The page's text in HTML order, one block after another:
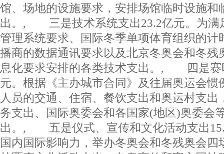
馆、场地的设施要求，安排场馆临时设施和
出。, 三是技术系统支出23.2亿元。为满
管理系统要求、国际冬季单项体育组织的计
播商的数据通讯要求以及北京冬奥会和冬残
息化要求安排的各类技术支出。, 四是赛
元。根据《主办城市合同》及往届奥运会惯
人员的交通、住宿、餐饮支出和奥运村支出
务支出、国际奥委会和各国家(地区)奥委会
出。, 五是仪式、宣传和文化活动支出
国内国际影响力，举办冬奥会和冬残奥会四